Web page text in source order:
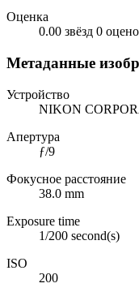
Оценка
0.00 звёзд 0
Метаданные
Устройство
NIKON
Апертура
ƒ/9
Фокусное расстояние
38.0 mm
Exposure time
1/200 second(s)
ISO
200